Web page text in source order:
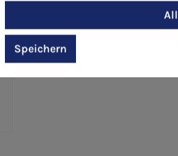
2 Stück) inklusive Briefhüllen.
Speichern